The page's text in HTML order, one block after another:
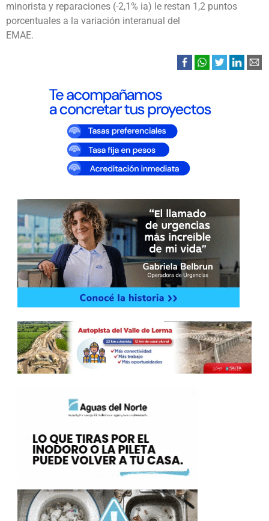
minorista y reparaciones (-2,1% ia) le restan 1,2 puntos
porcentuales a la variación interanual del
EMAE.